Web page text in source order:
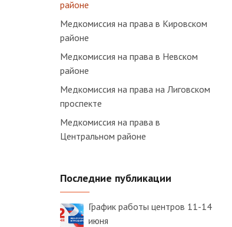
районе
Медкомиссия на права в Кировском
районе
Медкомиссия на права в Невском
районе
Медкомиссия на права на Лиговском
проспекте
Медкомиссия на права в
Центральном районе
Последние публикации
График работы центров 11-14
июня